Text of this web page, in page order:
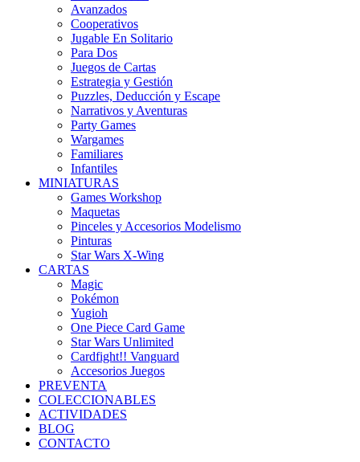
Avanzados
Cooperativos
Jugable En Solitario
Para Dos
Juegos de Cartas
Estrategia y Gestión
Puzzles, Deducción y Escape
Narrativos y Aventuras
Party Games
Wargames
Familiares
Infantiles
MINIATURAS
Games Workshop
Maquetas
Pinceles y Accesorios Modelismo
Pinturas
Star Wars X-Wing
CARTAS
Magic
Pokémon
Yugioh
One Piece Card Game
Star Wars Unlimited
Cardfight!! Vanguard
Accesorios Juegos
PREVENTA
COLECCIONABLES
ACTIVIDADES
BLOG
CONTACTO